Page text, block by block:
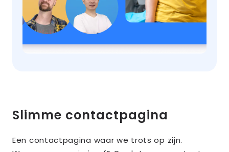
Slimme contactpagina
Een contactpagina waar we trots op zijn.